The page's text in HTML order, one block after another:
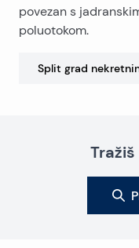
povezan s
poluotokom.
Split grad